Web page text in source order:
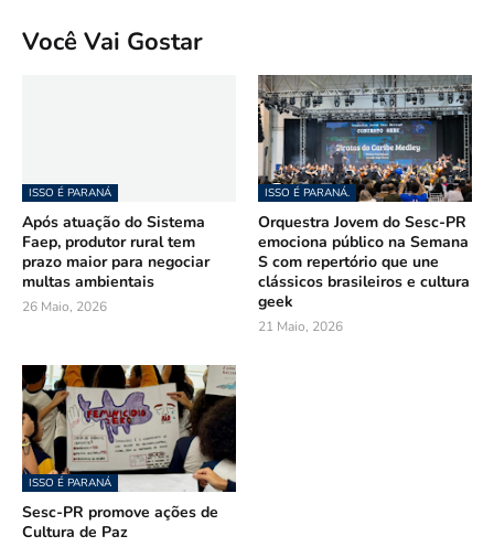
Você Vai Gostar
ISSO É PARANÁ
Após atuação do Sistema
Faep, produtor rural tem
prazo maior para negociar
multas ambientais
26 Maio, 2026
ISSO É PARANÁ.
Orquestra Jovem do Sesc-PR
emociona público na Semana
S com repertório que une
clássicos brasileiros e cultura
geek
21 Maio, 2026
ISSO É PARANÁ
Sesc-PR promove ações de
Cultura de Paz